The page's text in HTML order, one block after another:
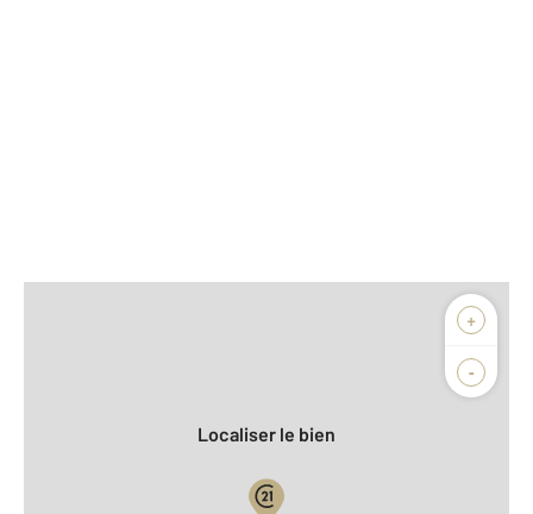
+
-
Localiser le bien